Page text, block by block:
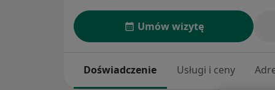
Umów wizytę
Doświadczenie Usługi i ceny